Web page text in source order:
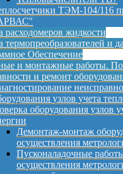
ТЭМ-104/116
расходомеров жидкости
термопреобразователей и
Обеспечение
и монтажные работы.
и ремонт
узлов учета
оборудования узлов
Демонтаж-монтаж
осуществления
Пусконаладочные
осуществления